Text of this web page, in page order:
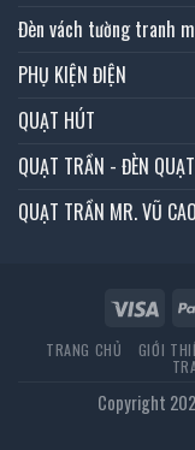
Đèn vách tường tranh
PHỤ KIỆN ĐIỆN
QUẠT HÚT
QUẠT TRẦN - ĐÈN
QUẠT TRẦN MR. VŨ
TRANG CHỦ GIỚI
Copyright